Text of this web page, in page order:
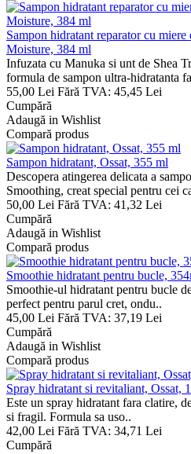
Sampon hidratant reparator cu
Moisture, 384 ml
Infuzata cu Manuka si unt de Shea
formula de sampon ultra-hidratanta
55,00 Lei Fără TVA: 45,45 Lei
Cumpără
Adaugă in Wishlist
Compară produs
Sampon hidratant, Ossat, 355 ml
Descopera atingerea delicata a
Smoothing, creat special pentru cei
50,00 Lei Fără TVA: 41,32 Lei
Cumpără
Adaugă in Wishlist
Compară produs
Smoothie hidratant pentru bucle,
Smoothie-ul hidratant pentru bucle
perfect pentru parul cret, ondu..
45,00 Lei Fără TVA: 37,19 Lei
Cumpără
Adaugă in Wishlist
Compară produs
Spray hidratant si revitaliant, Ossat,
Este un spray hidratant fara clatire,
si fragil. Formula sa uso..
42,00 Lei Fără TVA: 34,71 Lei
Cumpără